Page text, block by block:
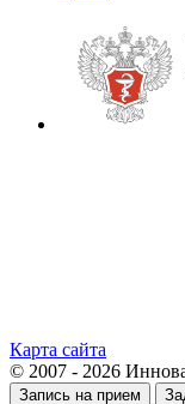
Карта сайта
© 2007 - 2026
Запись на прием